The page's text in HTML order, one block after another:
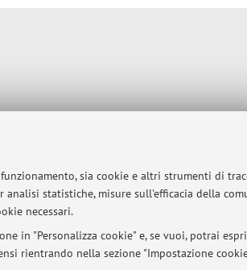
sia cookie e altri strumenti di
statistiche, misure sull'efficacia della
necessari.
in "Personalizza cookie" e, se vuoi, potrai
rientrando nella sezione "Impostazione